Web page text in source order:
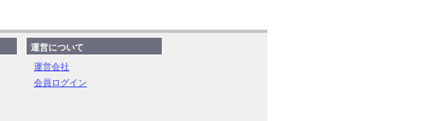
運営について
運営会社
会員ログイン